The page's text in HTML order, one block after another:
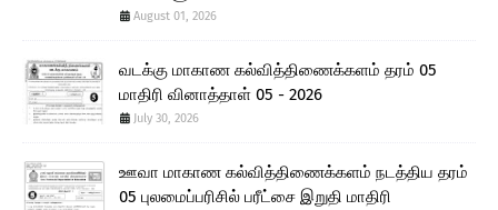
August 01, 2026
வடக்கு மாகாண கல்வித்திணைக்களம் தரம் 05
மாதிரி வினாத்தாள் 05 - 2026
July 30, 2026
ஊவா மாகாண கல்வித்திணைக்களம் நடத்திய தரம்
05 புலமைப்பரிசில் பரீட்சை இறுதி மாதிரி